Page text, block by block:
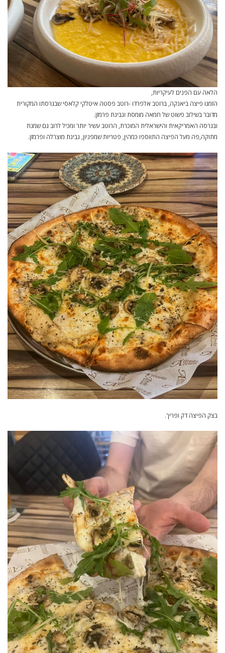
הלאה עם הפנים לעיקריות,
הזמנו פיצה ביאנקה, ברוטב אלפרדו -רוטב פסטה איטלקי קלאסי שבגרסתו המקורית
מדובר בשילוב פשוט של חמאה מומסת וגבינת פרמזן.
ובגרסה האמריקאית והישראלית המוכרת, הרוטב עשיר יותר ומכיל לרוב גם שמנת
מתוקה,פה מעל הפיצה התווספו כמהין, פטריות שמפניון, גבינת מוצרלה ופרמזן.
בצק הפיצה דק ופריך.